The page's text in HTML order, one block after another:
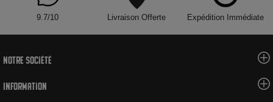
9.7/10 Livraison Offerte Expédition Immédiate
Notre société
Information